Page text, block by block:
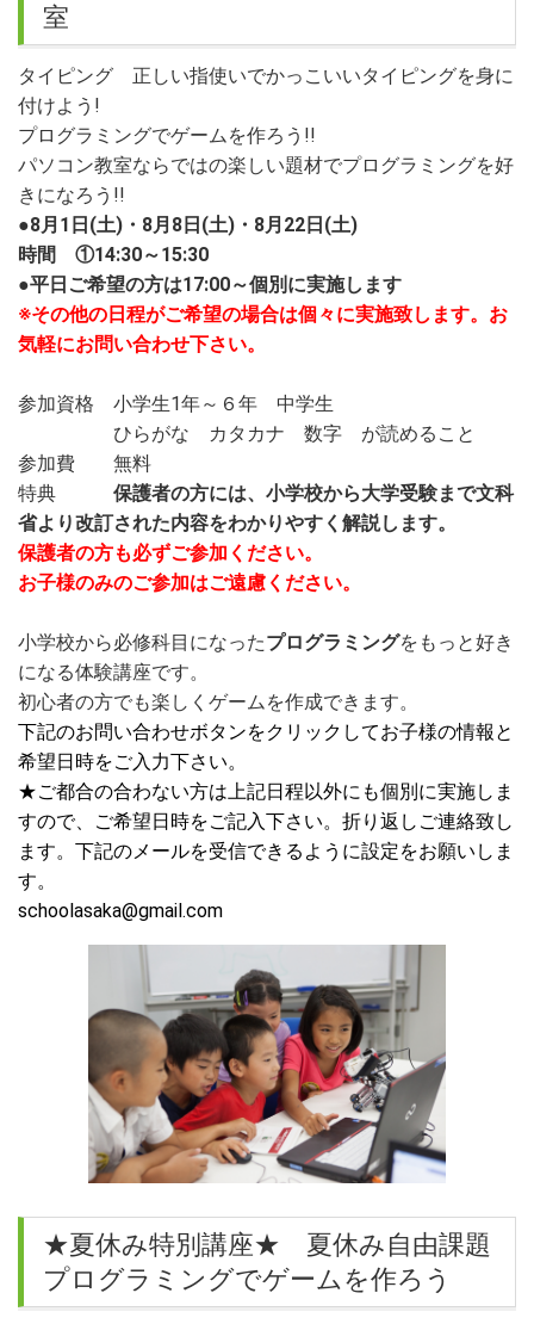
室
タイピング 正しい指使いでかっこいいタイピングを身に
付けよう!
プログラミングでゲームを作ろう!!
パソコン教室ならではの楽しい題材でプログラミングを好
きになろう!!
●8月1日(土)・8月8日(土)・8月22日(土)
時間 ①14:30～15:30
●平日ご希望の方は17:00～個別に実施します
※その他の日程がご希望の場合は個々に実施致します。お
気軽にお問い合わせ下さい。
参加資格 小学生1年～６年 中学生
ひらがな カタカナ 数字 が読めること
参加費 無料
特典 保護者の方には、 小学校から大学受験まで文科
省より改訂された内容をわかりやすく解説します。
保護者の方も必ずご参加ください。
お子様のみのご参加はご遠慮ください。
小学校から必修科目になったプログラミングをもっと好き
になる体験講座です。
初心者の方でも楽しくゲームを作成できます。
下記のお問い合わせボタンをクリックしてお子様の情報と
希望日時をご入力下さい。
★ご都合の合わない方は上記日程以外にも個別に実施しま
すので、ご希望日時をご記入下さい。折り返しご連絡致し
ます。下記のメールを受信できるように設定をお願いしま
す。
schoolasaka@gmail.com
★夏休み特別講座★ 夏休み自由課題
プログラミングでゲームを作ろう